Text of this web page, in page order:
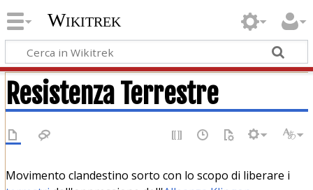
Wikitrek
Resistenza Terrestre
Movimento clandestino sorto con lo scopo di liberare i